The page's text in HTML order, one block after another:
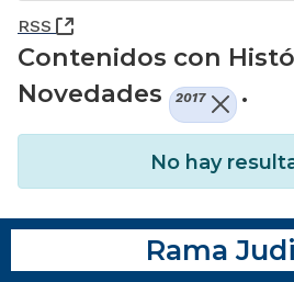
RSS (Abre una nueva ventana)
Contenidos con
Novedades
2017 .
No hay
Rama